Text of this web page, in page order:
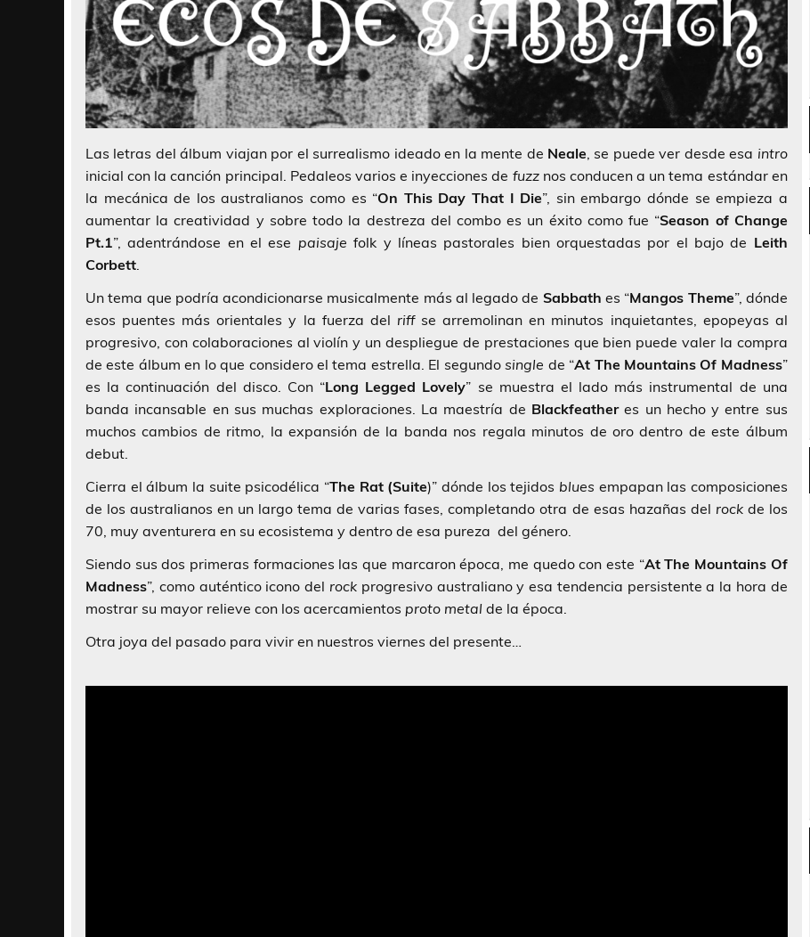
Las letras del álbum viajan por el surrealismo ideado en la mente de Neale, se puede ver desde esa intro
inicial con la canción principal. Pedaleos varios e inyecciones de fuzznos conducen a un tema estándar en
la mecánica de los australianos como es “On This Day That I Die”, sin embargo dónde se empieza a
aumentar la creatividad y sobre todo la destreza del combo es un éxito como fue “Season of Change
Pt.1”, adentrándose en el ese paisaje folk y líneas pastorales bien orquestadas por el bajo de Leith
Corbett.
Un tema que podría acondicionarse musicalmente más al legado de Sabbath es “Mangos Theme”, dónde
esos puentes más orientales y la fuerza del riffse arremolinan en minutos inquietantes, epopeyas al
progresivo, con colaboraciones al violín y un despliegue de prestaciones que bien puede valer la compra
de este álbum en lo que considero el tema estrella. El segundosingle de “At The Mountains Of Madness”
es la continuación del disco. Con “Long Legged Lovely” se muestra el lado más instrumental de una
banda incansable en sus muchas exploraciones. La maestría de Blackfeatheres un hecho y entre sus
muchos cambios de ritmo, la expansión de la banda nos regala minutos de oro dentro de este álbum
debut.
Cierra el álbum la suite psicodélica “The Rat (Suite)” dónde los tejidos blues empapan las composiciones
de los australianos en un largo tema de varias fases, completando otra de esas hazañas del rockde los
70, muy aventurera en su ecosistema y dentro de esa pureza del género.
Siendo sus dos primeras formaciones las que marcaron época, me quedo con este “At The Mountains Of
Madness”, como auténtico icono del rockprogresivo australiano y esa tendencia persistente a la hora de
mostrar su mayor relieve con los acercamientos proto metal de la época.
Otra joya del pasado para vivir en nuestros viernes del presente…